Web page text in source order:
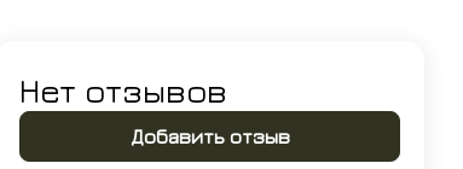
Нет отзывов
Добавить отзыв